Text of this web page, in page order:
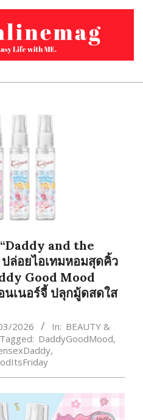
and the
ล่อยไอเทมหอมสุดคิ้ว
Good Mood
เนอร์จี้ ปลุกมู้ดสดใส
2026 In: BEAUTY &
Tagged: DaddyGoodMood,
,